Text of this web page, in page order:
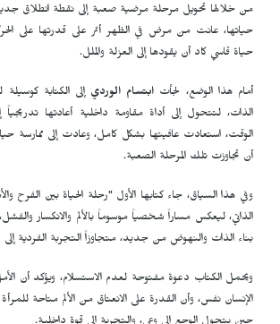
من خلالها تحويل مرحلة مرضية صعبة إلى نقطة انطلاق
حياتها، عانت من مرض في الظهر أثر على قدرتها على
حياة قاسي كاد أن يقودها إلى العزلة والملل.
أمام هذا الوضع، لجأت ابتسام الوردي إلى الكتابة
الذات، لتتحول إلى أداة مقاومة داخلية أعادتها تدريجياً
الوقت، استعادت عافيتها بشكل كامل، وعادت إلى ممارسة
أن تجاوزت تلك المرحلة الصعبة.
وفي هذا السياق، جاء كتابها الأول "رحلة الحياة بين الفرح
الذاتي، ليعكس مساراً شخصياً موسوماً بالألم والانكسار
بناء الذات والنهوض من جديد، متجاوزاً التجربة الفردية إلى
ويحمل الكتاب دعوة مفتوحة لعدم الاستسلام، ويؤكد أن
الإنسان نفس، وأن القدرة على الانعتاق من الألم متاحة